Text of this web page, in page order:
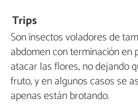
Trips
Son insectos voladores de
abdomen con terminación en
atacar las flores, no dejando
fruto, y en algunos casos se
apenas están brotando.